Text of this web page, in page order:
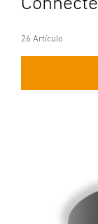
26 Artículo